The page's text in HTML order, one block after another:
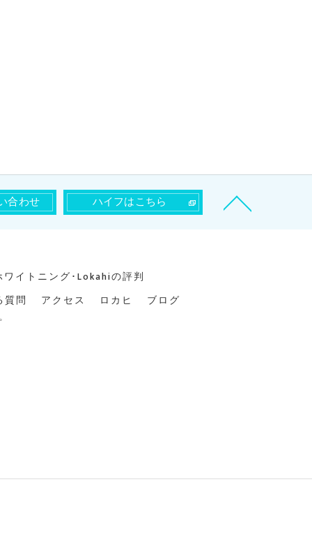
合わせ ハイフはこちら
イトニング･Lokahiの評判
質問
アクセス ロカヒ
ブログ